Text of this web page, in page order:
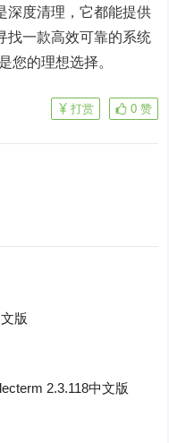
深度清理，它都能提供
找一款高效可靠的系统
您的理想选择。
0 赞
打赏
版
2.3.118中文版